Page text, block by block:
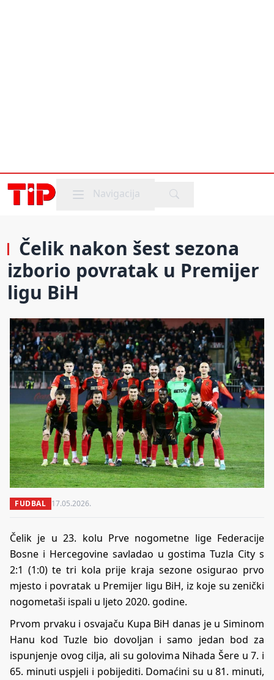
Mobile menu
Navigacija
Čelik nakon šest sezona
izborio povratak u Premijer
ligu BiH
FUDBAL 17.05.2026.
Čelik je u 23. kolu Prve nogometne lige Federacije
Bosne i Hercegovine savladao u gostima Tuzla City s
2:1 (1:0) te tri kola prije kraja sezone osigurao prvo
mjesto i povratak u Premijer ligu BiH, iz koje su zenički
nogometaši ispali u ljeto 2020. godine.
Prvom prvaku i osvajaču Kupa BiH danas je u Siminom
Hanu kod Tuzle bio dovoljan i samo jedan bod za
ispunjenje ovog cilja, ali su golovima Nihada Šere u 7. i
65. minuti uspjeli i pobijediti. Domaćini su u 81. minuti,